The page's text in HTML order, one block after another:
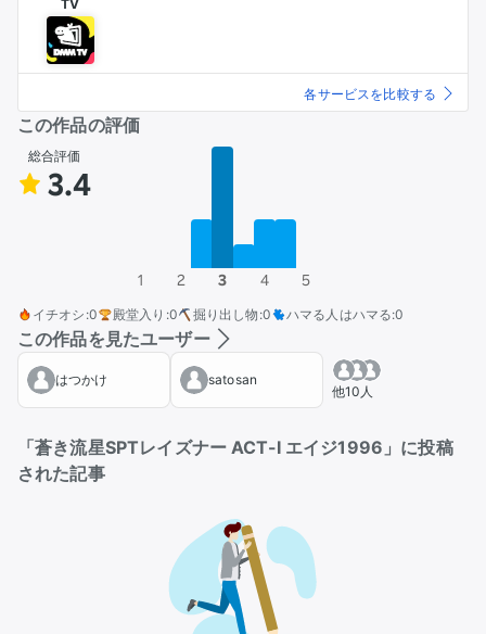
TV
各サービスを比較する
この作品の評価
総合評価
3.4
1 2 3 4 5
イチオシ :0 殿堂入り :0 掘り出し物 :0 ハマる人はハマる:0
この作品を見たユーザー
はつかけ satosan
他10人
「蒼き流星SPTレイズナー ACT-I エイジ1996」に投稿
された記事